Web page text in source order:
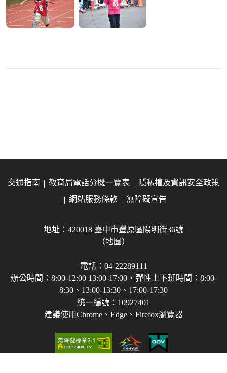
交通指南 教育局電話分機一覽表
隱私權及資訊安全政策
網站服務條款
無障礙宣告
地址：420018 臺中市豐原區陽明街36號
（地圖）
電話：04-22289111
辦公時間：8:00-12:00 13:00-17:00，彈性上下班時間：8:00-
8:30、13:00-13:30、17:00-17:30
統一編號：10927401
建議使用Chrome、Edge、Firefox瀏覽器